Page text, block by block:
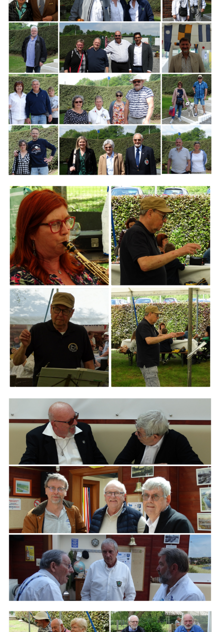
Branding
ARMCHAIR
ARMCHAIR
Branding
ARMCHAIR